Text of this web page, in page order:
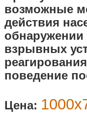
возможные
действия
обнаружении
взрывных
поведение
Цена: